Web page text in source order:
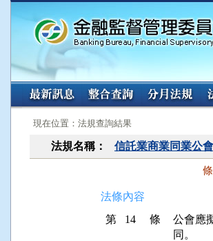
:::
現在位置：法規查詢結果
法規名稱： 信託業商業同業公
法條內容
第 14 條
公會應
同。